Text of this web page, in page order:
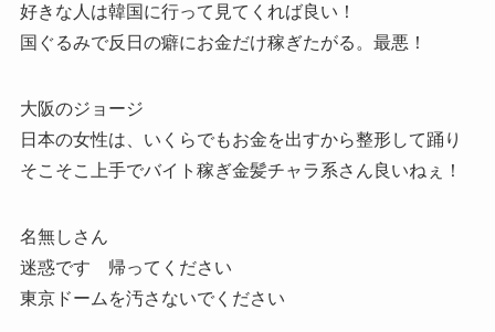
好きな人は韓国に行って見てくれば良い！
国ぐるみで反日の癖にお金だけ稼ぎたがる。最悪！
大阪のジョージ
日本の女性は、いくらでもお金を出すから整形して踊り
そこそこ上手でバイト稼ぎ金髪チャラ系さん良いねぇ！
名無しさん
迷惑です 帰ってください
東京ドームを汚さないでください